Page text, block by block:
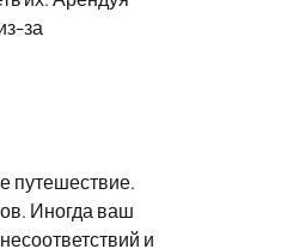
за
путешествие.
Иногда ваш
и